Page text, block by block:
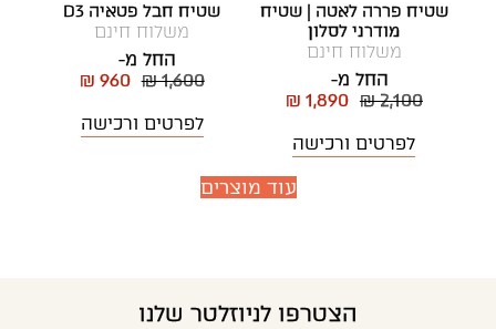
שטיח פררה לאטה | שטיח
מודרני לסלון
משלוח חינם
החל מ-
₪ 2,100
₪ 1,890
לפרטים ורכישה
שטיח חבל פטאיה D3
משלוח חינם
החל מ-
₪ 1,600
₪ 960
לפרטים ורכישה
עוד מוצרים
הצטרפו לניוזלטר שלנו